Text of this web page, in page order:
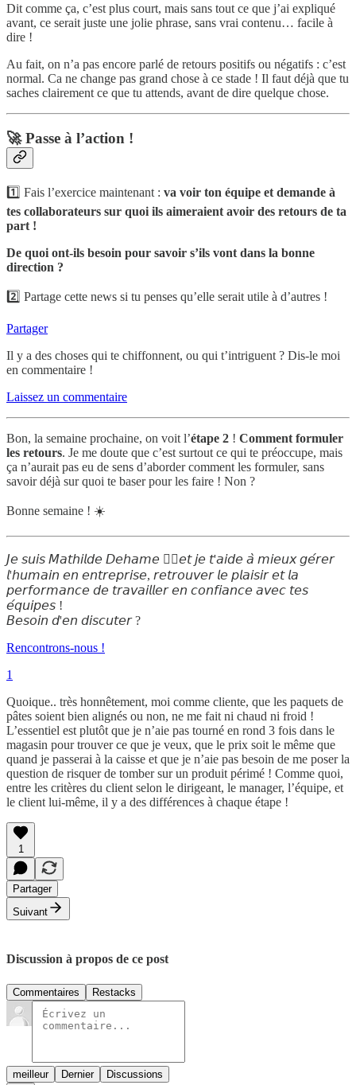
Dit comme ça, c’est plus court, mais sans tout ce que j’ai expliqué
avant, ce serait juste une jolie phrase, sans vrai contenu… facile à
dire !
Au fait, on n’a pas encore parlé de retours positifs ou négatifs : c’est
normal. Ca ne change pas grand chose à ce stade ! Il faut déjà que tu
saches clairement ce que tu attends, avant de dire quelque chose.
🚀 Passe à l’action !
1️⃣ Fais l’exercice maintenant : va voir ton équipe et demande à
tes collaborateurs sur quoi ils aimeraient avoir des retours de ta
part !
De quoi ont-ils besoin pour savoir s’ils vont dans la bonne
direction ?
2️⃣ Partage cette news si tu penses qu’elle serait utile à d’autres !
Partager
Il y a des choses qui te chiffonnent, ou qui t’intriguent ? Dis-le moi
en commentaire !
Laissez un commentaire
Bon, la semaine prochaine, on voit l’étape 2 ! Comment formuler
les retours. Je me doute que c’est surtout ce qui te préoccupe, mais
ça n’aurait pas eu de sens d’aborder comment les formuler, sans
savoir déjà sur quoi te baser pour les faire ! Non ?
Bonne semaine ! ☀️
𝘑𝘦 𝘴𝘶𝘪𝘴 𝘔𝘢𝘵𝘩𝘪𝘭𝘥𝘦 𝘋𝘦𝘩𝘢𝘮𝘦 🧞‍♀️𝘦𝘵 𝘫𝘦 𝘵'𝘢𝘪𝘥𝘦 𝘢̀ 𝘮𝘪𝘦𝘶𝘹 𝘨𝘦́𝘳𝘦𝘳
𝘭'𝘩𝘶𝘮𝘢𝘪𝘯 𝘦𝘯 𝘦𝘯𝘵𝘳𝘦𝘱𝘳𝘪𝘴𝘦, 𝘳𝘦𝘵𝘳𝘰𝘶𝘷𝘦𝘳 𝘭𝘦 𝘱𝘭𝘢𝘪𝘴𝘪𝘳 𝘦𝘵 𝘭𝘢
𝘱𝘦𝘳𝘧𝘰𝘳𝘮𝘢𝘯𝘤𝘦 𝘥𝘦 𝘵𝘳𝘢𝘷𝘢𝘪𝘭𝘭𝘦𝘳 𝘦𝘯 𝘤𝘰𝘯𝘧𝘪𝘢𝘯𝘤𝘦 𝘢𝘷𝘦𝘤 𝘵𝘦𝘴
𝘦́𝘲𝘶𝘪𝘱𝘦𝘴 !
𝘉𝘦𝘴𝘰𝘪𝘯 𝘥'𝘦𝘯 𝘥𝘪𝘴𝘤𝘶𝘵𝘦𝘳 ?
Rencontrons-nous !
1
Quoique.. très honnêtement, moi comme cliente, que les paquets de
pâtes soient bien alignés ou non, ne me fait ni chaud ni froid !
L’essentiel est plutôt que je n’aie pas tourné en rond 3 fois dans le
magasin pour trouver ce que je veux, que le prix soit le même que
quand je passerai à la caisse et que je n’aie pas besoin de me poser la
question de risquer de tomber sur un produit périmé ! Comme quoi,
entre les critères du client selon le dirigeant, le manager, l’équipe, et
le client lui-même, il y a des différences à chaque étape !
1
Partager
Suivant
Discussion à propos de ce post
Commentaires Restacks
meilleur Dernier Discussions